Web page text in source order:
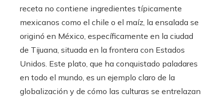
receta no contiene ingredientes típicamente
mexicanos como el chile o el maíz, la ensalada se
originó en México, específicamente en la ciudad
de Tijuana, situada en la frontera con Estados
Unidos. Este plato, que ha conquistado paladares
en todo el mundo, es un ejemplo claro de la
globalización y de cómo las culturas se entrelazan